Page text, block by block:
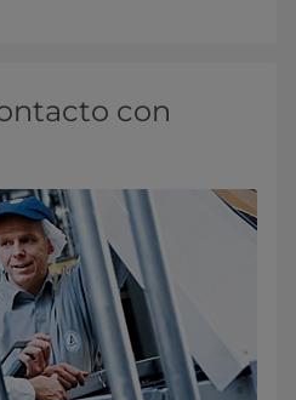
con